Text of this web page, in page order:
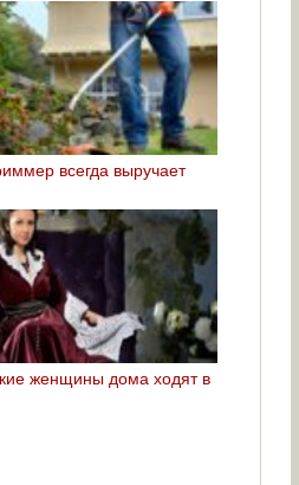
всегда выручает
женщины дома ходят в